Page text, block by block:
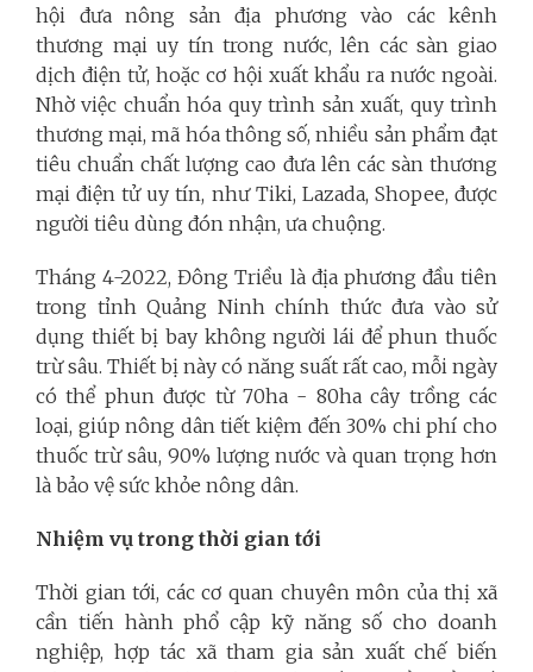
hội đưa nông sản địa phương vào các kênh
thương mại uy tín trong nước, lên các sàn giao
dịch điện tử, hoặc cơ hội xuất khẩu ra nước ngoài.
Nhờ việc chuẩn hóa quy trình sản xuất, quy trình
thương mại, mã hóa thông số, nhiều sản phẩm đạt
tiêu chuẩn chất lượng cao đưa lên các sàn thương
mại điện tử uy tín, như Tiki, Lazada, Shopee, được
người tiêu dùng đón nhận, ưa chuộng.
Tháng 4-2022, Đông Triều là địa phương đầu tiên
trong tỉnh Quảng Ninh chính thức đưa vào sử
dụng thiết bị bay không người lái để phun thuốc
trừ sâu. Thiết bị này có năng suất rất cao, mỗi ngày
có thể phun được từ 70ha - 80ha cây trồng các
loại, giúp nông dân tiết kiệm đến 30% chi phí cho
thuốc trừ sâu, 90% lượng nước và quan trọng hơn
là bảo vệ sức khỏe nông dân.
Nhiệm vụ trong thời gian tới
Thời gian tới, các cơ quan chuyên môn của thị xã
cần tiến hành phổ cập kỹ năng số cho doanh
nghiệp, hợp tác xã tham gia sản xuất chế biến